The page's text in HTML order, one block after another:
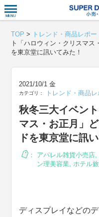
TOP > トレンド・商品レポー
ト「ハロウィン・クリスマス
を東京堂に訊いてみた！
2021/10/1 金
カテゴリ： トレンド・商品レ
秋冬三大イベン
マス・お正月」
ドを東京堂に訊
： アパレル雑貨小売店,
ン理美容業, ホテル
ディスプレイなどの